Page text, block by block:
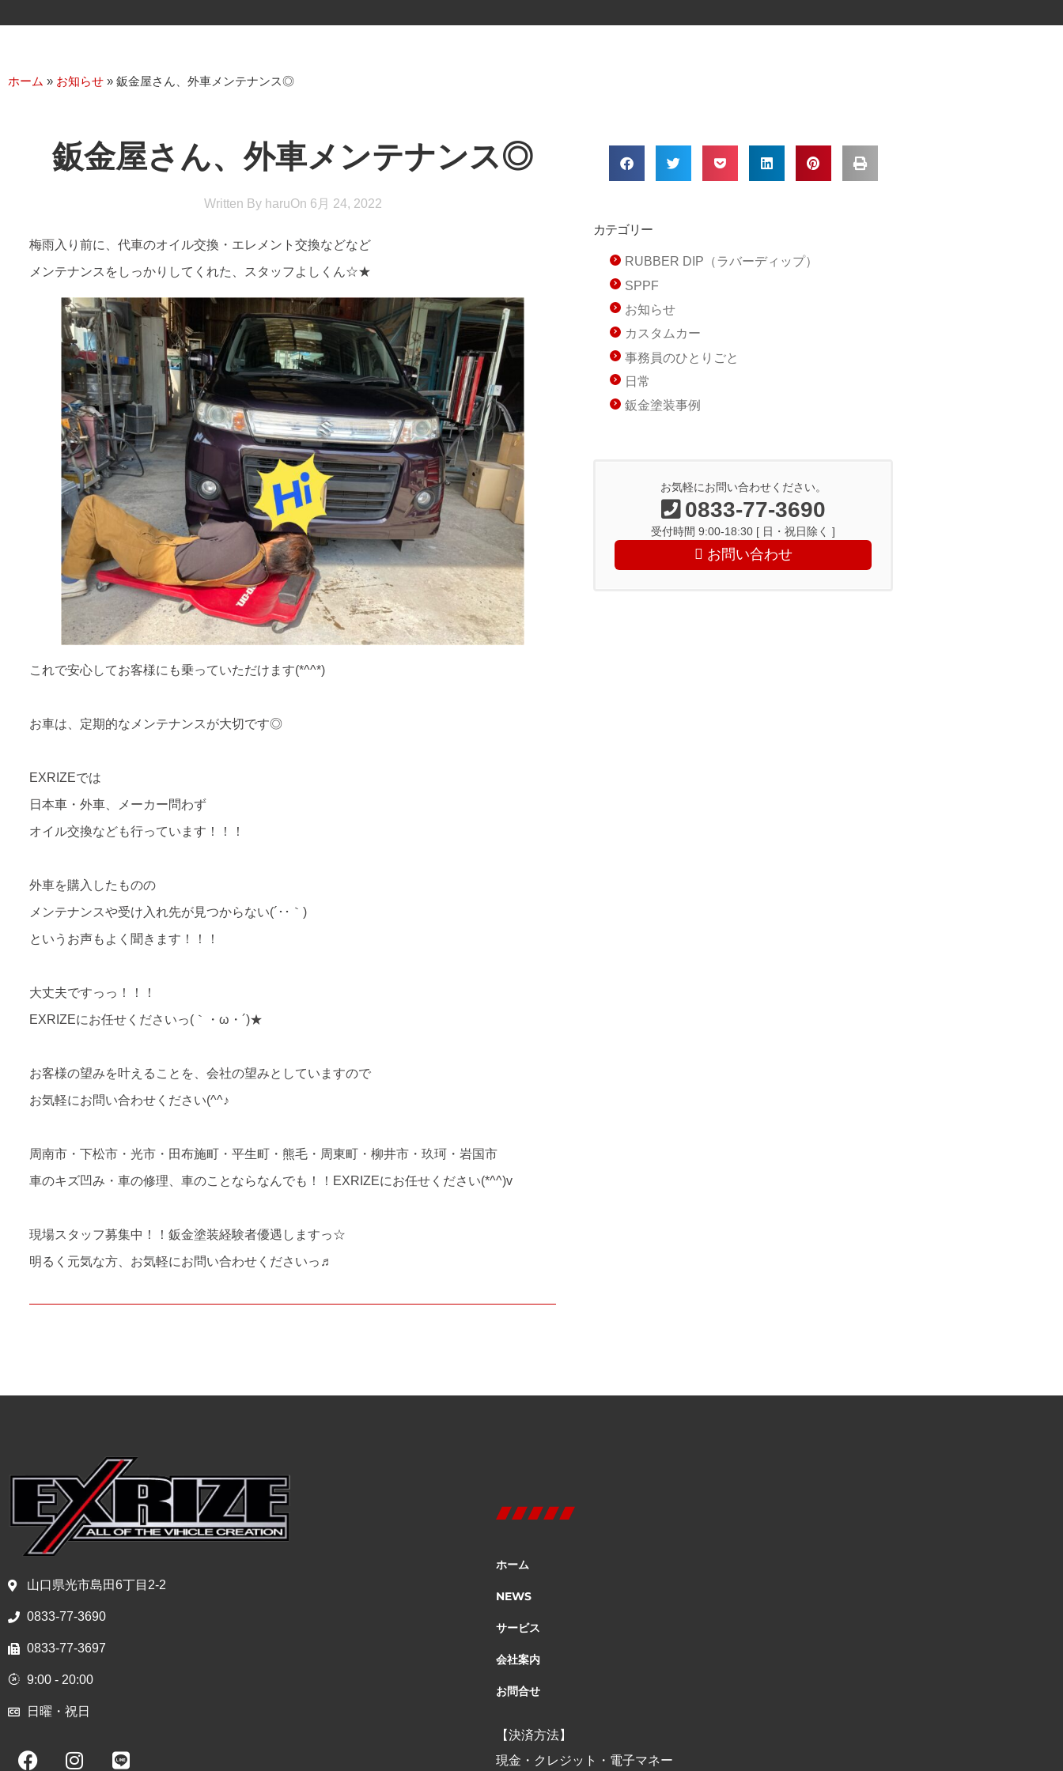
ホーム » お知らせ » 鈑金屋さん、外車メンテナンス◎
鈑金屋さん、外車メンテナンス◎
Written ByharuOn 6月 24, 2022
梅雨入り前に、代車のオイル交換・エレメント交換などなど
メンテナンスをしっかりしてくれた、スタッフよしくん☆★
これで安心してお客様にも乗っていただけます(*^^*)
お車は、定期的なメンテナンスが大切です◎
EXRIZEでは
日本車・外車、メーカー問わず
オイル交換なども行っています！！！
外車を購入したものの
メンテナンスや受け入れ先が見つからない(´･･｀)
というお声もよく聞きます！！！
大丈夫ですっっ！！！
EXRIZEにお任せくださいっ(｀・ω・´)★
お客様の望みを叶えることを、会社の望みとしていますので
お気軽にお問い合わせください(^^♪
周南市・下松市・光市・田布施町・平生町・熊毛・周東町・柳井市・玖珂・岩国市
車のキズ凹み・車の修理、車のことならなんでも！！EXRIZEにお任せください(*^^)v
現場スタッフ募集中！！鈑金塗装経験者優遇しますっ☆
明るく元気な方、お気軽にお問い合わせくださいっ♬
カテゴリー
RUBBER DIP（ラバーディップ）
SPPF
お知らせ
カスタムカー
事務員のひとりごと
日常
鈑金塗装事例
お気軽にお問い合わせください。
0833-77-3690
受付時間 9:00-18:30 [ 日・祝日除く ]
お問い合わせ
山口県光市島田6丁目2-2
0833-77-3690
0833-77-3697
9:00 - 20:00
日曜・祝日
ホーム
NEWS
サービス
会社案内
お問合せ
【決済方法】
現金・クレジット・電子マネー